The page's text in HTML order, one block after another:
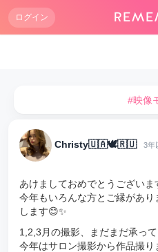
ログイン
#映像
Christy🇺🇦🕊🇷🇺 3年
あけましておめでとうございま
今年もいろんな方とご縁があ
します😊✨
1,2,3月の撮影、まだまだ承って
今年はサロン撮影から作品撮